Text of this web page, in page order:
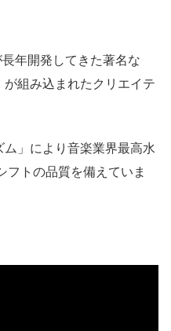
年開発してきた著名な
が組み込まれたクリエイテ
ム」により音楽業界最高水
フトの品質を備えていま